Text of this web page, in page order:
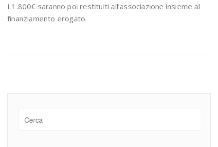
I 1.800€ saranno poi restituiti all’associazione insieme al
finanziamento erogato.